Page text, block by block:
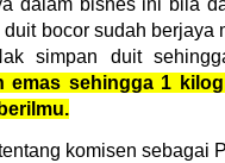
dalam bisnes ini bila
bocor sudah berjaya
simpan duit
emas sehingga 1
komisen sebagai